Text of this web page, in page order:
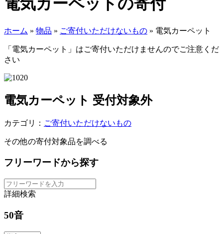
電気カーペットの寄付
ホーム » 物品 » ご寄付いただけないもの » 電気カーペット
「電気カーペット」はご寄付いただけませんのでご注意くだ
さい
電気カーペット 受付対象外
カテゴリ： ご寄付いただけないもの
その他の寄付対象品を調べる
フリーワードから探す
詳細検索
50音